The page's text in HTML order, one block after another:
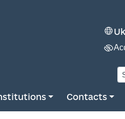
Contacts